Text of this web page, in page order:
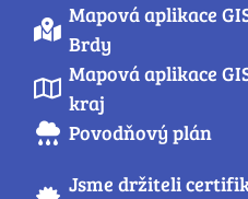
Mapová aplikace
Brdy
Mapová aplikace
kraj
Povodňový plán
Jsme držiteli